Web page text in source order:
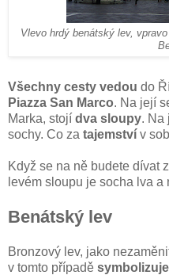
Vlevo hrdý benátský lev,
Všechny cesty vedou do
Piazza San Marco. Na její
Marka, stojí dva sloupy. Na
sochy. Co za tajemství v
Když se na ně budete dívat
levém sloupu je socha lva a
Benátský lev
Bronzový lev, jako
v tomto případě